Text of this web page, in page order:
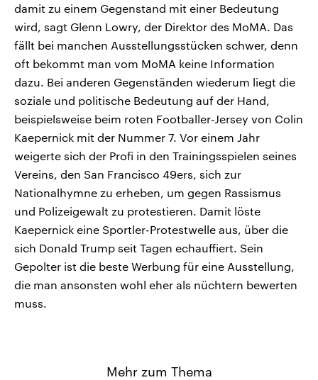
damit zu einem Gegenstand mit einer Bedeutung
wird, sagt Glenn Lowry, der Direktor des MoMA. Das
fällt bei manchen Ausstellungsstücken schwer, denn
oft bekommt man vom MoMA keine Information
dazu. Bei anderen Gegenständen wiederum liegt die
soziale und politische Bedeutung auf der Hand,
beispielsweise beim roten Footballer-Jersey von Colin
Kaepernick mit der Nummer 7. Vor einem Jahr
weigerte sich der Profi in den Trainingsspielen seines
Vereins, den San Francisco 49ers, sich zur
Nationalhymne zu erheben, um gegen Rassismus
und Polizeigewalt zu protestieren. Damit löste
Kaepernick eine Sportler-Protestwelle aus, über die
sich Donald Trump seit Tagen echauffiert. Sein
Gepolter ist die beste Werbung für eine Ausstellung,
die man ansonsten wohl eher als nüchtern bewerten
muss.
Mehr zum Thema